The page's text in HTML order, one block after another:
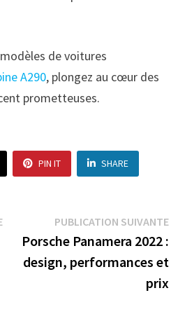
de voitures
A290, plongez au cœur des
prometteuses.
PIN IT SHARE
Publication
précédente :
PUBLICATION SUIVANTE
Porsche Panamera 2022 :
design, performances et
prix